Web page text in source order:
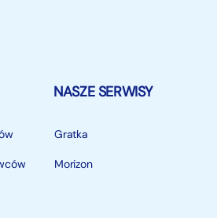
NASZE SERWISY
Gratka
Morizon